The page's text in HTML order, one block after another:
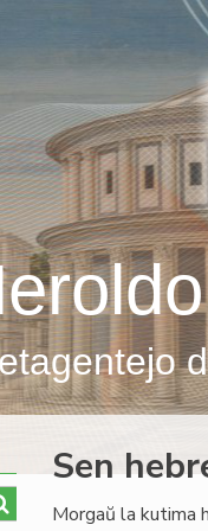
Sen
Morgaŭ la kutima